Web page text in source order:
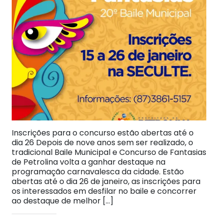
Inscrições para o concurso estão abertas até o
dia 26 Depois de nove anos sem ser realizado, o
tradicional Baile Municipal e Concurso de Fantasias
de Petrolina volta a ganhar destaque na
programação carnavalesca da cidade. Estão
abertas até o dia 26 de janeiro, as inscrições para
os interessados em desfilar no baile e concorrer
ao destaque de melhor […]